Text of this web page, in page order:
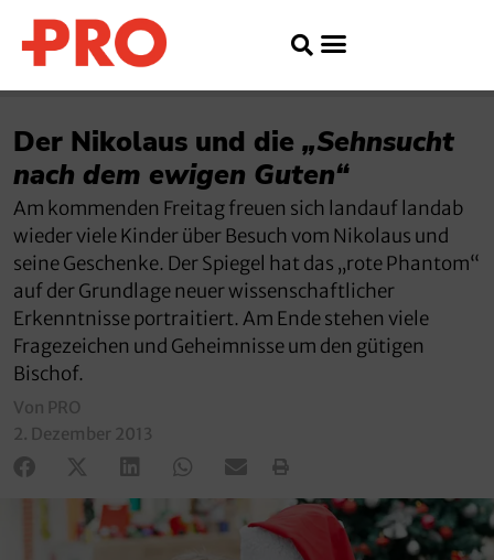
Der Nikolaus und die „Sehnsucht
nach dem ewigen Guten“
Am kommenden Freitag freuen sich landauf landab
wieder viele Kinder über Besuch vom Nikolaus und
seine Geschenke. Der Spiegel hat das „rote Phantom“
auf der Grundlage neuer wissenschaftlicher
Erkenntnisse portraitiert. Am Ende stehen viele
Fragezeichen und Geheimnisse um den gütigen
Bischof.
Von PRO
2. Dezember 2013